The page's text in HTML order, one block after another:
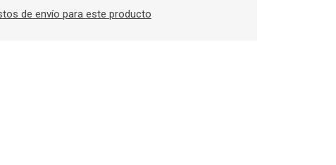
de envío para este producto